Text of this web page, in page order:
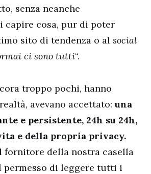
senza neanche
capire cosa, pur di poter
sito di tendenza o al social
ci sono tutti“.
troppo pochi, hanno
avevano accettato:una
e persistente, 24h su 24h,
e della propria privacy.
fornitore della nostra casella
permesso di leggere tutti i